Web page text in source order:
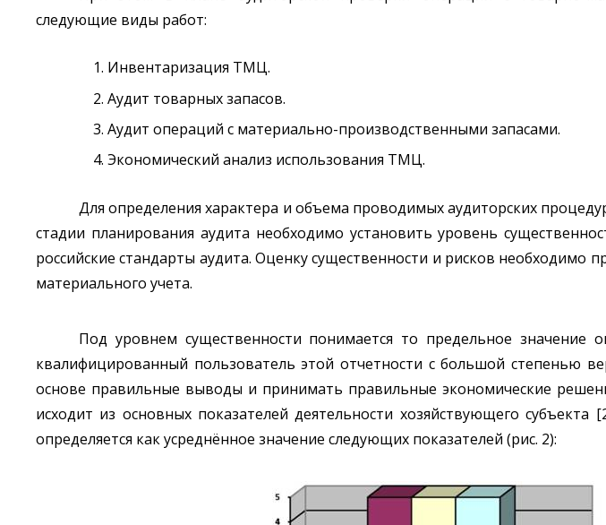
следующие виды работ:
Инвентаризация ТМЦ.
Аудит товарных запасов.
Аудит операций с материально-производственными запасами.
Экономический анализ использования ТМЦ.
Для определения характера и объема проводимых аудиторских
стадии планирования аудита необходимо установить уровень
российские стандарты аудита. Оценку существенности и рисков необходимо
материального учета.
Под уровнем существенности понимается то предельное значение
квалифицированный пользователь этой отчетности с большой степенью
основе правильные выводы и принимать правильные экономические
исходит из основных показателей деятельности хозяйствующего
определяется как усреднённое значение следующих показателей (рис. 2):